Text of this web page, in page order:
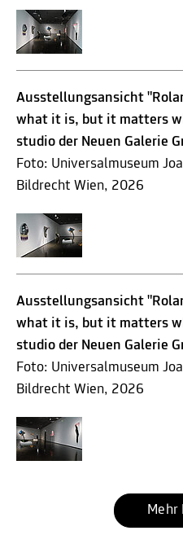
Ausstellungsansicht
what it is, but it matters
studio der Neuen Galerie
Foto: Universalmuseum
Bildrecht Wien, 2026
Ausstellungsansicht
what it is, but it matters
studio der Neuen Galerie
Foto: Universalmuseum
Bildrecht Wien, 2026
Mehr